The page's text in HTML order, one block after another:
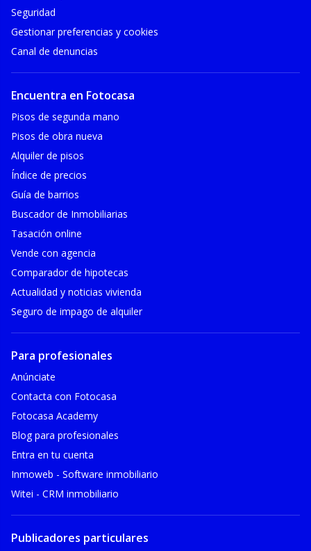
Seguridad
Gestionar preferencias y cookies
Canal de denuncias
Encuentra en Fotocasa
Pisos de segunda mano
Pisos de obra nueva
Alquiler de pisos
Índice de precios
Guía de barrios
Buscador de Inmobiliarias
Tasación online
Vende con agencia
Comparador de hipotecas
Actualidad y noticias vivienda
Seguro de impago de alquiler
Para profesionales
Anúnciate
Contacta con Fotocasa
Fotocasa Academy
Blog para profesionales
Entra en tu cuenta
Inmoweb - Software inmobiliario
Witei - CRM inmobiliario
Publicadores particulares